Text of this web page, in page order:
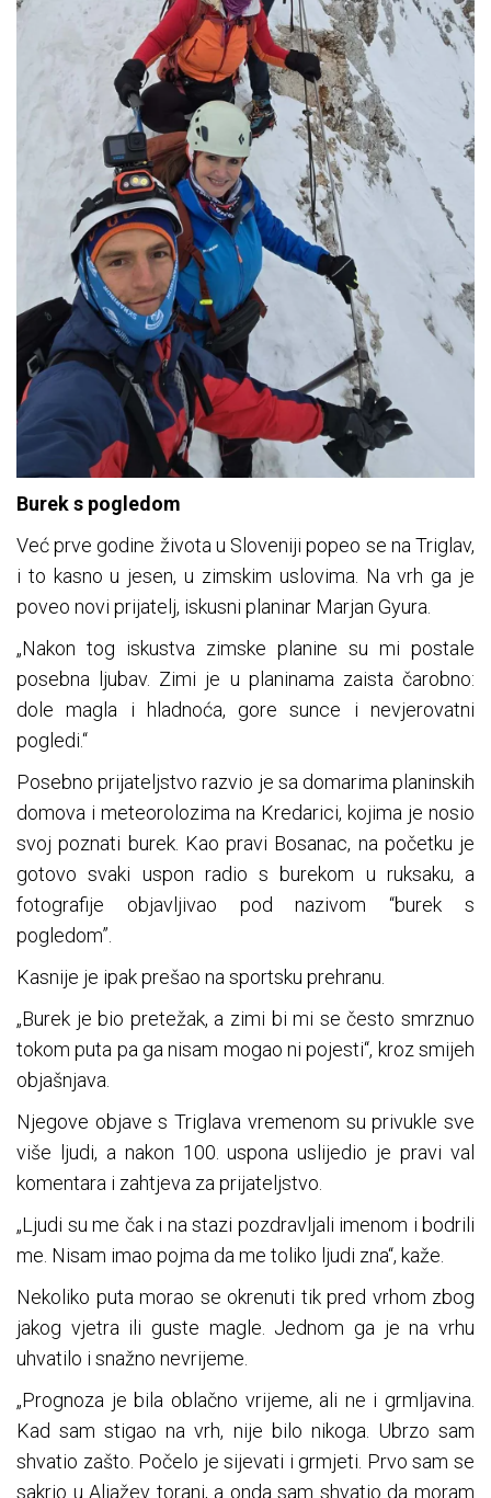
Burek s pogledom
Već prve godine života u Sloveniji popeo se na Triglav,
i to kasno u jesen, u zimskim uslovima. Na vrh ga je
poveo novi prijatelj, iskusni planinar Marjan Gyura.
„Nakon tog iskustva zimske planine su mi postale
posebna ljubav. Zimi je u planinama zaista čarobno:
dole magla i hladnoća, gore sunce i nevjerovatni
pogledi.“
Posebno prijateljstvo razvio je sa domarima planinskih
domova i meteorolozima na Kredarici, kojima je nosio
svoj poznati burek. Kao pravi Bosanac, na početku je
gotovo svaki uspon radio s burekom u ruksaku, a
fotografije objavljivao pod nazivom “burek s
pogledom”.
Kasnije je ipak prešao na sportsku prehranu.
„Burek je bio pretežak, a zimi bi mi se često smrznuo
tokom puta pa ga nisam mogao ni pojesti“, kroz smijeh
objašnjava.
Njegove objave s Triglava vremenom su privukle sve
više ljudi, a nakon 100. uspona uslijedio je pravi val
komentara i zahtjeva za prijateljstvo.
„Ljudi su me čak i na stazi pozdravljali imenom i bodrili
me. Nisam imao pojma da me toliko ljudi zna“, kaže.
Nekoliko puta morao se okrenuti tik pred vrhom zbog
jakog vjetra ili guste magle. Jednom ga je na vrhu
uhvatilo i snažno nevrijeme.
„Prognoza je bila oblačno vrijeme, ali ne i grmljavina.
Kad sam stigao na vrh, nije bilo nikoga. Ubrzo sam
shvatio zašto. Počelo je sijevati i grmjeti. Prvo sam se
sakrio u Aljažev toranj, a onda sam shvatio da moram